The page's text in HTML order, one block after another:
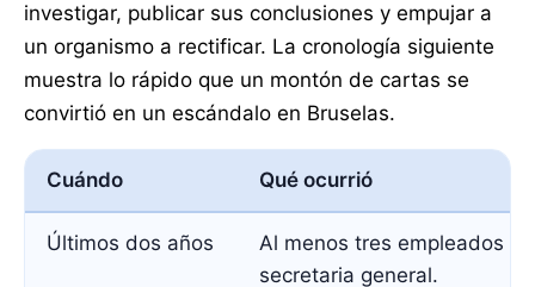
investigar, publicar sus conclusiones y empujar a
un organismo a rectificar. La cronología siguiente
muestra lo rápido que un montón de cartas se
convirtió en un escándalo en Bruselas.
Cuándo Qué ocurrió
Últimos dos años
Al menos tres empleados
secretaria general.